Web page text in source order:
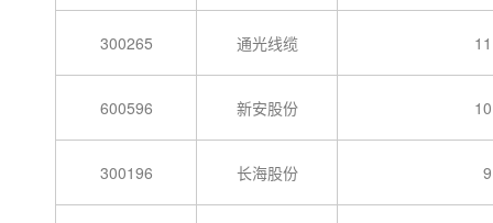
300265 通光线缆 11
600596 新安股份 10
300196 长海股份 9